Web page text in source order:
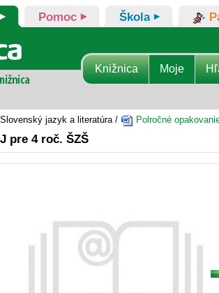
Pomoc Škola
Knižnica Moje
Slovenský jazyk a literatúra / Polročné
pre 4 roč. ŠZŠ